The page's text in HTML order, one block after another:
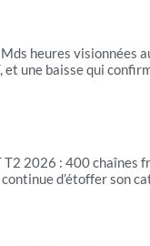
heures visionnées
et une baisse qui
T2 2026 : 400 chaînes
d’étoffer son